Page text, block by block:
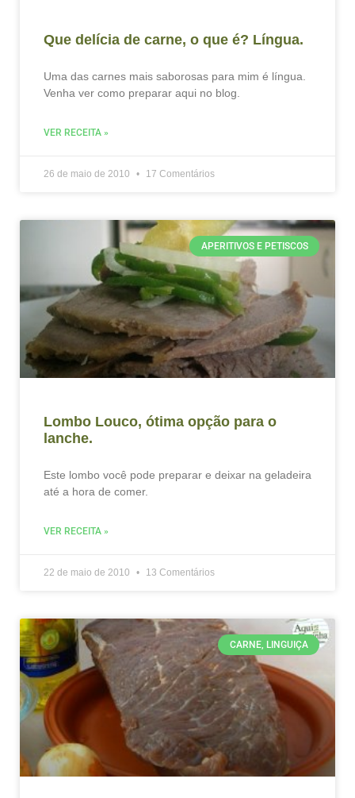
Que delícia de carne, o que é? Língua.
Uma das carnes mais saborosas para mim é língua.
Venha ver como preparar aqui no blog.
VER RECEITA »
26 de maio de 2010 17 Comentários
APERITIVOS E PETISCOS
Lombo Louco, ótima opção para o
lanche.
Este lombo você pode preparar e deixar na geladeira
até a hora de comer.
VER RECEITA »
22 de maio de 2010 13 Comentários
CARNE, LINGUIÇA